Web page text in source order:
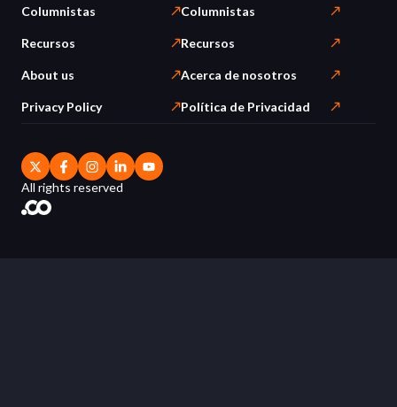
Columnistas
Recursos
About us
Privacy Policy
Columnistas
Recursos
Acerca de nosotros
Política de Privacidad
All rights reserved